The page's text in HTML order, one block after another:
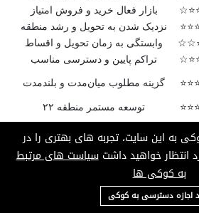
بازار فعال خرید و فروش امتیاز
نزدیک شدن به تحویل و رشد منطقه
وابستگی به زمان تحویل و اقساط
تراکم پایین و دسترسی مناسب
گزینه مطلوب میان‌مدت و بلندمدت
توسعه مستمر منطقه ۲۲
ملکی یابنده
امتیاز
9 از 10
09124685136
به این سایت، تجربه های بهتری را در
انتظار خواهید داشتسیاست های مرتبط
به کوکی ها
اجازه دسترسی به کوکی